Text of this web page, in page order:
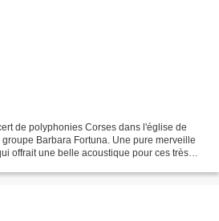
de polyphonies Corses dans l'église de
Barbara Fortuna. Une pure merveille
offrait une belle acoustique pour ces très